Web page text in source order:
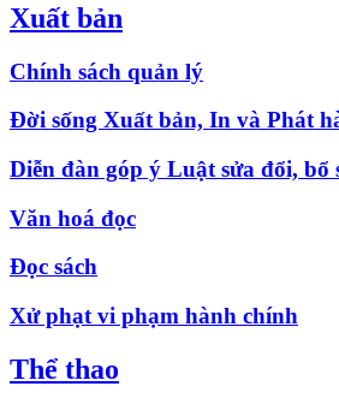
Xuất bản
Chính sách quản lý
Đời sống Xuất bản, In và Phát
Diễn đàn góp ý Luật sửa đổi,
Văn hoá đọc
Đọc sách
Xử phạt vi phạm hành chính
Thể thao